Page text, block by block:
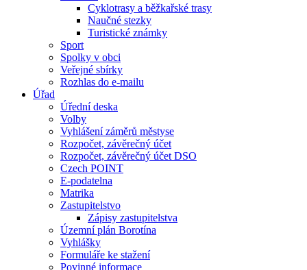
Cyklotrasy a běžkařské trasy
Naučné stezky
Turistické známky
Sport
Spolky v obci
Veřejné sbírky
Rozhlas do e-mailu
Úřad
Úřední deska
Volby
Vyhlášení záměrů městyse
Rozpočet, závěrečný účet
Rozpočet, závěrečný účet DSO
Czech POINT
E-podatelna
Matrika
Zastupitelstvo
Zápisy zastupitelstva
Územní plán Borotína
Vyhlášky
Formuláře ke stažení
Povinné informace